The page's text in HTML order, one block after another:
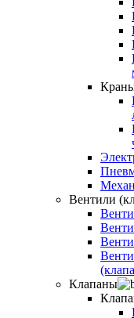
Вентили
Клапаны